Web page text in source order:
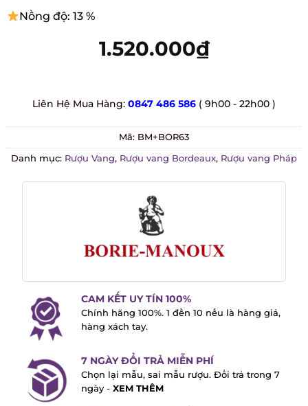
Nồng độ: 13 %
1.520.000₫
Liên Hệ Mua Hàng:0847 486 586 ( 9h00 - 22h00 )
Mã:BM+BOR63
Danh mục:Rượu Vang,Rượu vang Bordeaux,Rượu vang
CAM KẾT UY TÍN 100%
Chính hãng 100%. 1 đền 10 nếu là hàng
7 NGÀY ĐỔI TRẢ MIỄN PHÍ
Chọn lại mẫu, sai mẫu rượu. Đổi trả trong